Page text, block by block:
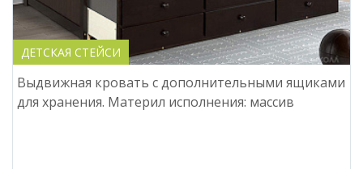
ДЕТСКАЯ СТЕЙСИ
Выдвижная кровать с дополнительными ящиками
для хранения. Материл исполнения: массив